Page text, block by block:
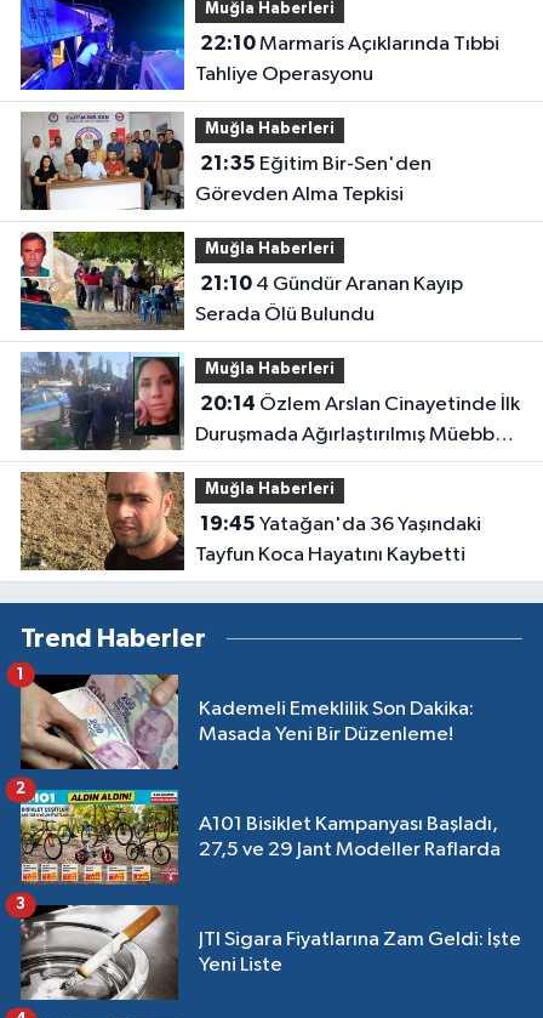
Muğla Haberleri
22:10Marmaris Açıklarında Tıbbi
Tahliye Operasyonu
Muğla Haberleri
21:35
Görevden Alma Tepkisi
Muğla Haberleri
21:104 Gündür Aranan Kayıp
Serada Ölü Bulundu
Muğla Haberleri
20:14
Duruşmada Ağırlaştırılmış Müebbet
Kararı
Muğla Haberleri
19:45
Tayfun Koca Hayatını Kaybetti
Trend Haberler
Kademeli Emeklilik Son Dakika:
Masada Yeni Bir Düzenleme!
1
A101 Bisiklet Kampanyası Başladı,
27,5 ve 29 Jant Modeller Raflarda
2
JTI Sigara Fiyatlarına Zam Geldi: İşte
Yeni Liste
3